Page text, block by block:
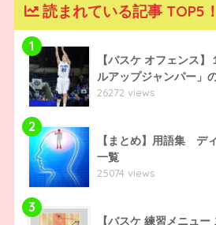
読まれている記事 TOP5！
1
【バスケ オフェンス
ルアップジャンパー」
26272 views
2
【まとめ】用語集 デ
一覧
25074 views
3
【バスケ 練習メニュ